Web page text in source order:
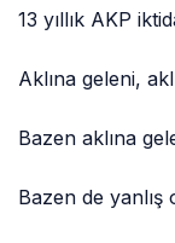
13 yıllık AKP
Aklına geleni,
Bazen aklına
Bazen de